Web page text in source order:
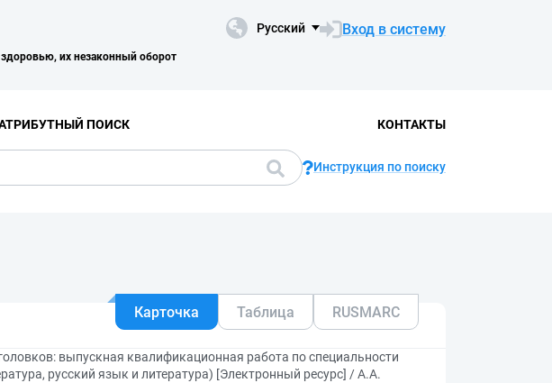
здоровью, их незаконный оборот
Русский Вход в систему
ПОИСК КОНТАКТЫ
Инструкция по поиску
Карточка Таблица RUSMARC
выпускная квалификационная работа по специальности
русский язык и литература) [Электронный ресурс] / А.А.